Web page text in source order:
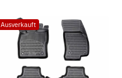
Ausverkauft